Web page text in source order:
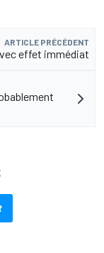
ARTICLE PRÉCÉDENT
effet immédiat